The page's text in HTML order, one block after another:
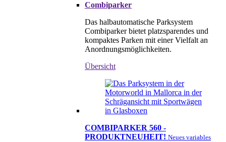
Combiparker
Das halbautomatische Parksystem
Combiparker bietet platzsparendes und
kompaktes Parken mit einer Vielfalt an
Anordnungsmöglichkeiten.
Übersicht
COMBIPARKER 560 -
PRODUKTNEUHEIT! Neues variables